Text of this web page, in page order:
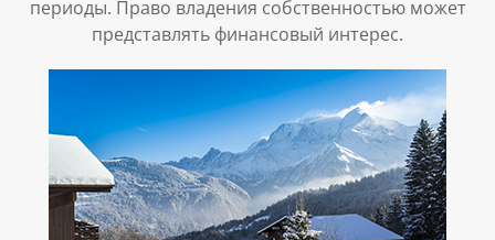
периоды. Право владения собственностью может
представлять финансовый интерес.